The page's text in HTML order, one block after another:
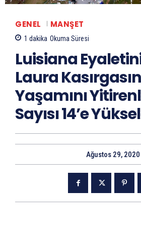
GENEL MANŞET
1 dakika Okuma Süresi
Luisiana
Laura
Yaşamını
Sayısı 14’e
Ağustos 29, 2020